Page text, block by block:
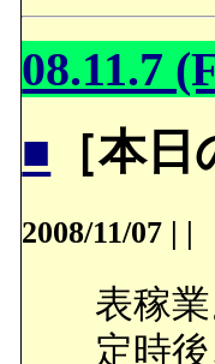
08.11.7
■ ［本日
2008/11/07 | |
表稼業
定時後